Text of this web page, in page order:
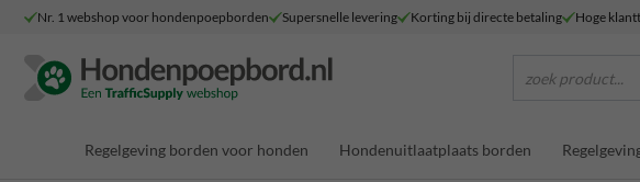
Nr. 1 webshop voor hondenpoepborden Supersnelle levering Korting bij directe betaling Hoge
zoek product...
Regelgeving borden voor honden Hondenuitlaatplaats borden